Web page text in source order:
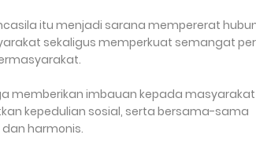
itu menjadi sarana mempererat
sekaligus memperkuat semangat
memberikan imbauan kepada
kepedulian sosial, serta bersama-sama
harmonis.